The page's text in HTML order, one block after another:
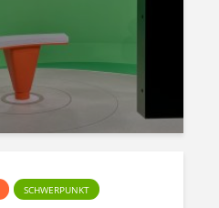
SCHWERPUNKT